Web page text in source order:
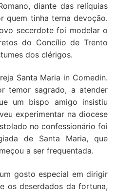
diante das relíquias
quem tinha terna devoção.
secerdote foi modelar o
do Concílio de Trento
dos clérigos.
Santa Maria in Comedin.
temor sagrado, a atender
um bispo amigo insistiu
experimentar na diocese
no confessionário foi
de Santa Maria, que
a ser frequentada.
gosto especial em dirigir
os deserdados da fortuna,